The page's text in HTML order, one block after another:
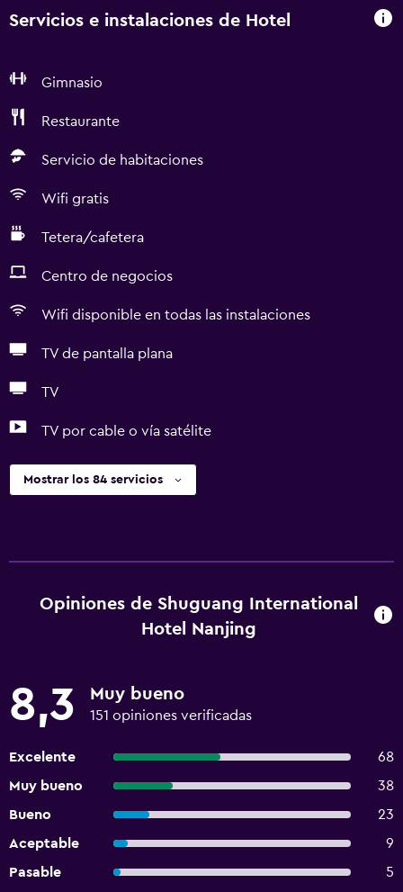
Servicios e instalaciones de Hotel
Gimnasio
Restaurante
Servicio de habitaciones
Wifi gratis
Tetera/cafetera
Centro de negocios
Wifi disponible en todas las instalaciones
TV de pantalla plana
TV
TV por cable o vía satélite
Mostrar los 84 servicios
Opiniones de Shuguang International
Hotel Nanjing
8,3 Muy bueno
151 opiniones verificadas
Excelente
68
Muy bueno
38
Bueno
23
Aceptable
9
Pasable
5